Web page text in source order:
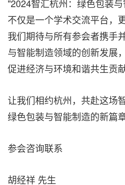
"2024智汇杭州：绿色包装
不仅是一个学术交流平台，
我们期待与所有参会者携手
与智能制造领域的创新发展
促进经济与环境和谐共生贡
让我们相约杭州，共赴这场
绿色包装与智能制造的新篇
参会咨询联系
胡经祥 先生